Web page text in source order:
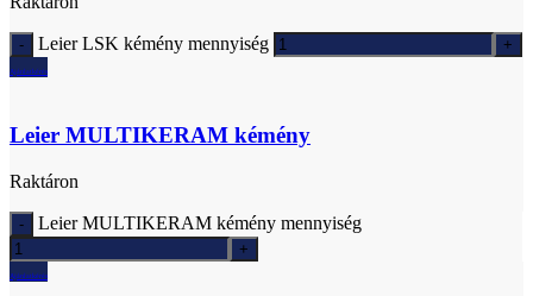
Leier LSK kémény mennyiség
Ajánlatkérés
Leier MULTIKERAM kémény
Raktáron
Leier MULTIKERAM kémény mennyiség
Ajánlatkérés